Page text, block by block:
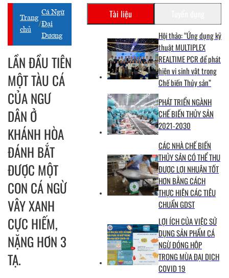
Trang
chủ
/
Cá Ngừ
Đại
Dương
LẦN ĐẦU TIÊN
MỘT TÀU CÁ
CỦA NGƯ
DÂN Ở
KHÁNH HÒA
ĐÁNH BẮT
ĐƯỢC MỘT
CON CÁ NGỪ
VÂY XANH
CỰC HIẾM,
NẶNG HƠN 3
TẠ.
Tài liệu
Hội thảo: “Ứng dụng kỹ
thuật MULTIPLEX
REALTIME PCR để phát
hiện vi sinh vật trong
Chế biến Thủy sản”
PHÁT TRIỂN NGÀNH
CHẾ BIẾN THỦY SẢN
2021-2030
CÁC NHÀ CHẾ BIẾN
THỦY SẢN CÓ THỂ THU
ĐƯỢC LỢI NHUẬN TỐT
HƠN BẰNG CÁCH
THỰC HIỆN CÁC TIÊU
CHUẨN GDST
LỢI ÍCH CỦA VIỆC SỬ
DỤNG SẢN PHẨM CÁ
NGỪ ĐÓNG HỘP
TRONG MÙA ĐẠI DỊCH
COVID 19